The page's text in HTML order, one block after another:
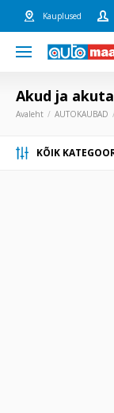
Kauplused
Akud ja
Avaleht AUTOKAUBAD